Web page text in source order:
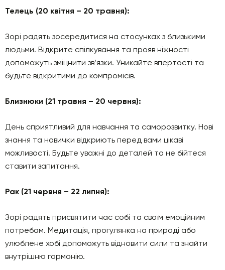
Телець (20 квітня – 20 травня):
Зорі радять зосередитися на стосунках з близькими
людьми. Відкрите спілкування та прояв ніжності
допоможуть зміцнити зв’язки. Уникайте впертості та
будьте відкритими до компромісів.
Близнюки (21 травня – 20 червня):
День сприятливий для навчання та саморозвитку. Нові
знання та навички відкриють перед вами цікаві
можливості. Будьте уважні до деталей та не бійтеся
ставити запитання.
Рак (21 червня – 22 липня):
Зорі радять присвятити час собі та своїм емоційним
потребам. Медитація, прогулянка на природі або
улюблене хобі допоможуть відновити сили та знайти
внутрішню гармонію.